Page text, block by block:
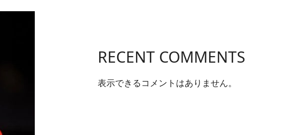
RECENT COMMENTS
表示できるコメントはありません。